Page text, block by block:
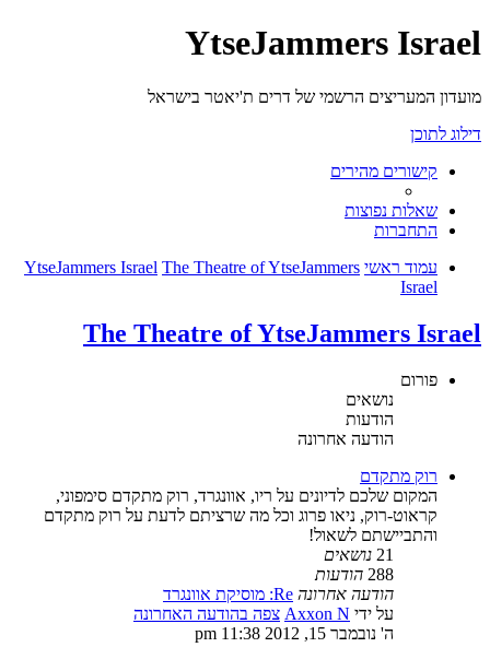
YtseJammers Israel
מועדון המעריצים הרשמי של דרים ת'יאטר בישראל
דילוג לתוכן
קישורים מהירים
שאלות נפוצות
התחברות
עמוד ראשי
YtseJammers Israel The Theatre of YtseJammers
Israel
The Theatre of YtseJammers Israel
פורום
נושאים
הודעות
הודעה אחרונה
רוק מתקדם
המקום שלכם לדיונים על ריו, אוונגרד, רוק מתקדם סימפוני,
קראוט-רוק, ניאו פרוג וכל מה שרציתם לדעת על רוק מתקדם
והתביישתם לשאול!
21 נושאים
288 הודעות
הודעה אחרונה Re: מוסיקת אוונגרד
על ידי Axxon N צפה בהודעה האחרונה
ה' נובמבר 15, 2012 11:38 pm